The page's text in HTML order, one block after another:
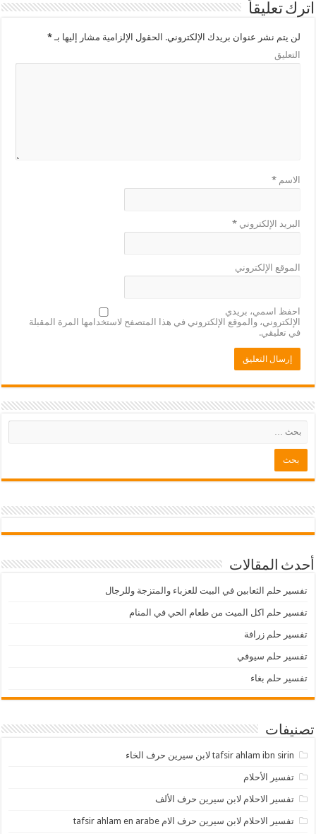
اترك تعليقاً
لن يتم نشر عنوان بريدك الإلكتروني. الحقول الإلزامية مشار إليها بـ*
التعليق
الاسم*
البريد الإلكتروني*
الموقع الإلكتروني
احفظ اسمي، بريدي
الإلكتروني، والموقع الإلكتروني في هذا المتصفح لاستخدامها المرة المقبلة
في تعليقي.
أحدث المقالات
تفسير حلم الثعابين في البيت للعزباء والمتزجة وللرجال
تفسير حلم اكل الميت من طعام الحي في المنام
تفسير حلم زرافة
تفسير حلم سيوفي
تفسير حلم بغاء
تصنيفات
tafsir ahlam ibn sirin لابن سيرين حرف الخاء
تفسير الأحلام
تفسير الاحلام لابن سيرين حرف الألف
تفسير الاحلام لابن سيرين حرف الام tafsir ahlam en arabe